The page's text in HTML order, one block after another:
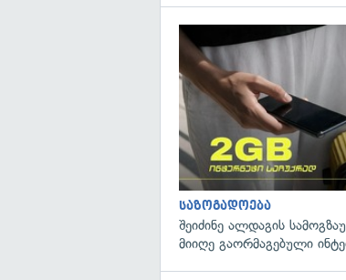
საზოგადოება
შეიძინე ალდაგის
მიიღე გაორმაგებული